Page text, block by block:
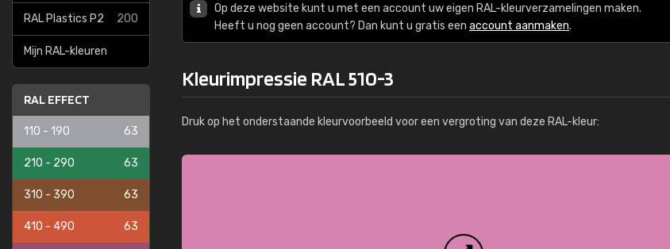
RAL Plastics P2 200
Mijn RAL-kleuren
RAL EFFECT
110 - 190 63
210 - 290 63
310 - 390 63
410 - 490 63
Op deze website kunt u met een account uw eigen RAL-kleurverzamelingen maken.
Heeft u nog geen account? Dan kunt u gratis een account aanmaken.
Kleurimpressie RAL 510-3
Druk op het onderstaande kleurvoorbeeld voor een vergroting van deze RAL-kleur:
RAL K7 op